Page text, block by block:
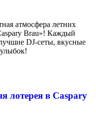
атмосфера летних
Brau»! Каждый
DJ-сеты, вкусные
лотерея в Caspary